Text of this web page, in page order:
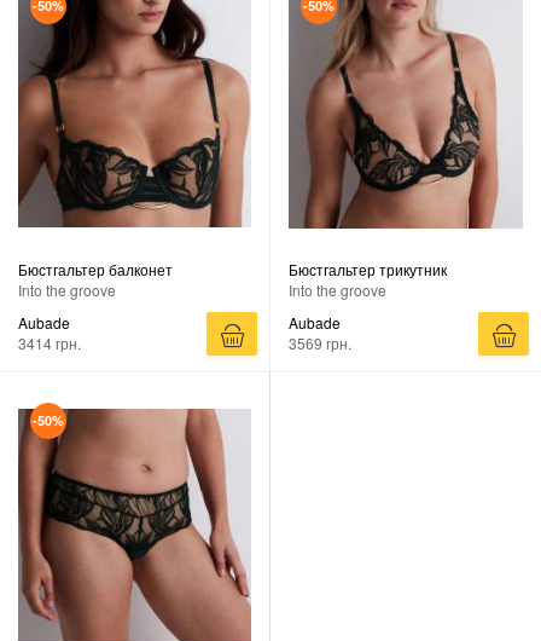
-50%
Бюстгальтер балконет
Into the groove
Aubade
3414 грн.
-50%
Бюстгальтер трикутник
Into the groove
Aubade
3569 грн.
-50%